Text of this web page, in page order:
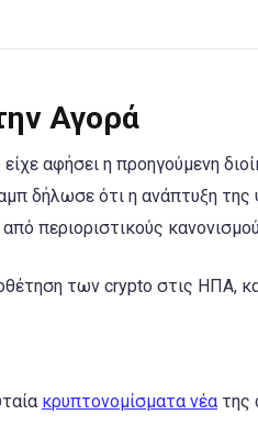
Αγορά
αφήσει η προηγούμενη
δήλωσε ότι η ανάπτυξη της
περιοριστικούς
των crypto στις ΗΠΑ,
κρυπτονομίσματα νέα της